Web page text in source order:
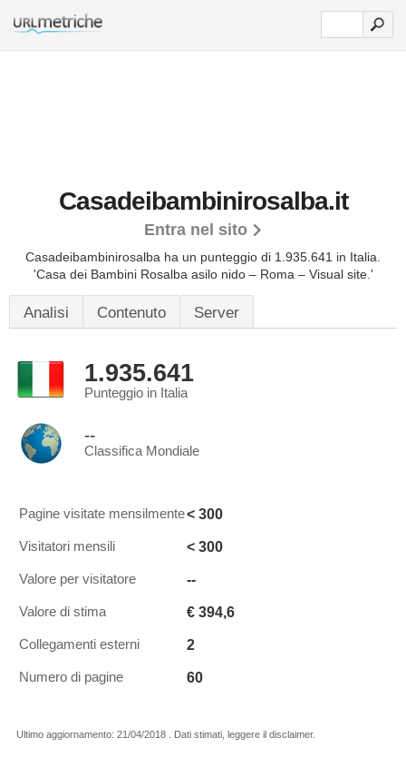
Casadeibambinirosalba.it
Entra nel sito
Casadeibambinirosalba ha un punteggio di 1.935.641 in Italia.
'Casa dei Bambini Rosalba asilo nido – Roma – Visual site.'
Analisi Contenuto Server
1.935.641
Punteggio in Italia
--
Classifica Mondiale
Pagine visitate mensilmente< 300
Visitatori mensili < 300
Valore per visitatore --
Valore di stima € 394,6
Collegamenti esterni 2
Numero di pagine 60
Ultimo aggiornamento: 21/04/2018 . Dati stimati, leggere il disclaimer.